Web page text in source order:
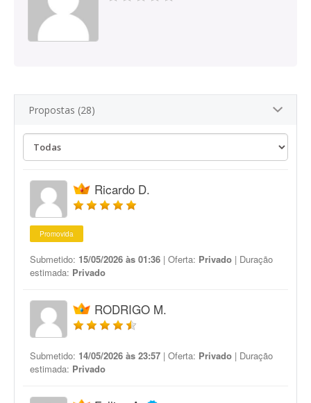
Propostas (28)
Ricardo D.
Promovida
Submetido: 15/05/2026 às 01:36 | Oferta: Privado | Duração
estimada: Privado
RODRIGO M.
Submetido: 14/05/2026 às 23:57 | Oferta: Privado | Duração
estimada: Privado